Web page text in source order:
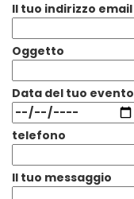
Il tuo indirizzo
Oggetto
Data del tuo
telefono
Il tuo messaggio